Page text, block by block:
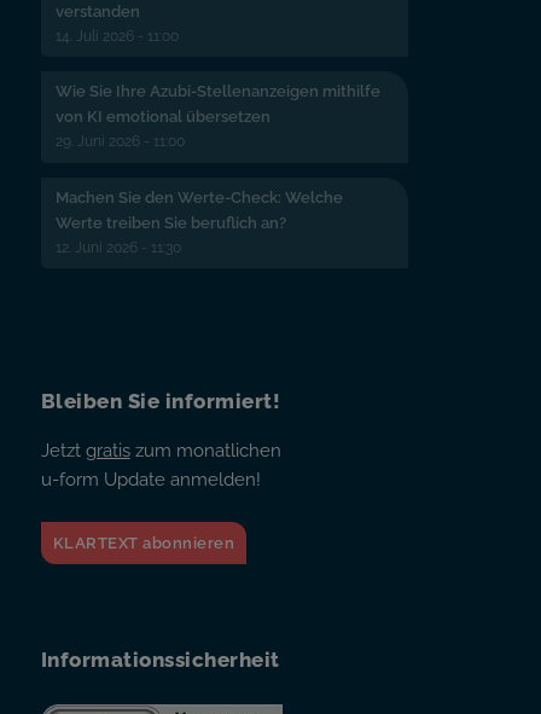
verstanden
14. Juli 2026 - 11:00
Wie Sie Ihre Azubi-Stellenanzeigen mithilfe
von KI emotional übersetzen
29. Juni 2026 - 11:00
Machen Sie den Werte-Check: Welche
Werte treiben Sie beruflich an?
12. Juni 2026 - 11:30
Bleiben Sie informiert!
Jetzt gratiszum monatlichen
u-form Update anmelden!
KLARTEXT abonnieren
Informationssicherheit